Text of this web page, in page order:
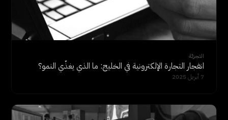
التجزئة
انفجار التجارة الإلكترونية في الخليج: ما الذي يغذّي النمو؟
7 أبريل 2025